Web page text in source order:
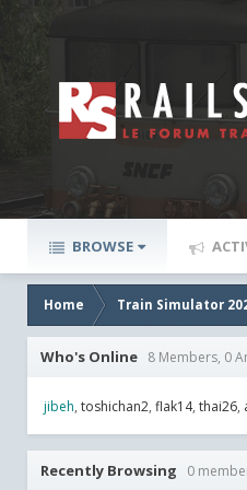
BROWSE
Home Train Simulator
Who's Online 8 Members, 0
jibeh toshichan2 flak14 thai26
Recently Browsing 0